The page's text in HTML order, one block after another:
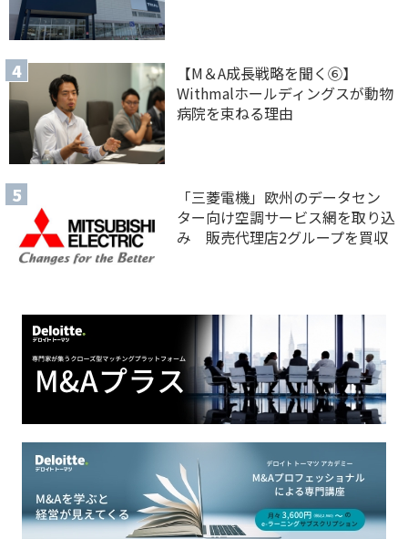
【M＆A 成長戦略を聞く⑥】
Withmalホールディングスが動物
病院を束ねる理由
「三菱電機」欧州のデータセン
ター向け空調サービス網を取り込
み 販売代理店2グループを買収